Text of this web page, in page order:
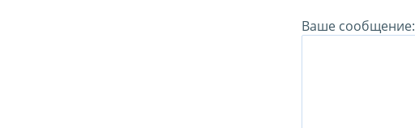
Ваше сообщение: